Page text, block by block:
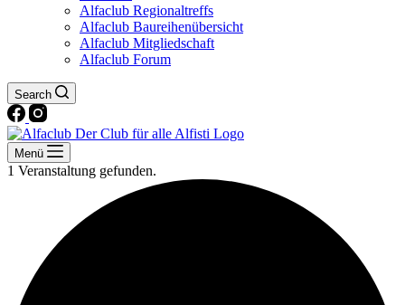
Alfaclub Regionaltreffs
Alfaclub Baureihenübersicht
Alfaclub Mitgliedschaft
Alfaclub Forum
Search
Menü
1 Veranstaltung gefunden.